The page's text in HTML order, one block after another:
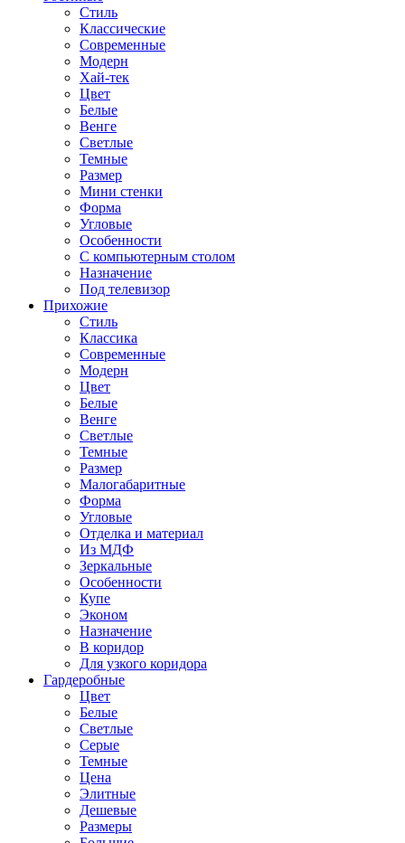
Стиль
Классические
Современные
Модерн
Хай-тек
Цвет
Белые
Венге
Светлые
Темные
Размер
Мини стенки
Форма
Угловые
Особенности
С компьютерным столом
Назначение
Под телевизор
Прихожие
Стиль
Классика
Современные
Модерн
Цвет
Белые
Венге
Светлые
Темные
Размер
Малогабаритные
Форма
Угловые
Отделка и материал
Из МДФ
Зеркальные
Особенности
Купе
Эконом
Назначение
В коридор
Для узкого коридора
Гардеробные
Цвет
Белые
Светлые
Серые
Темные
Цена
Элитные
Дешевые
Размеры